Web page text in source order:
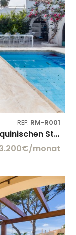
REF: RM-R001
Lichtdurchflutete Villa im menorquinischen Stil mit Pool
3.200€/monat